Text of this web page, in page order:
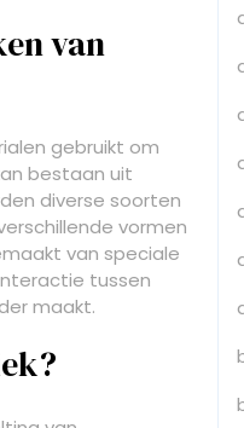
van
gebruikt om
bestaan uit
diverse soorten
vormen
van speciale
tussen
maakt.